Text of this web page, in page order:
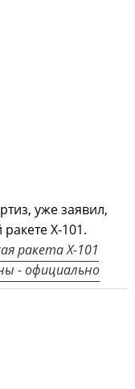
уже заявил,
Х-101.
ракета Х-101
- официально